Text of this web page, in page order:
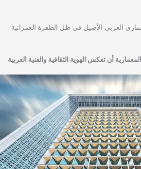
العربي الأصيل في ظل الطفرة العمرانية
أن تعكس الهوية الثقافية والفنية العربية